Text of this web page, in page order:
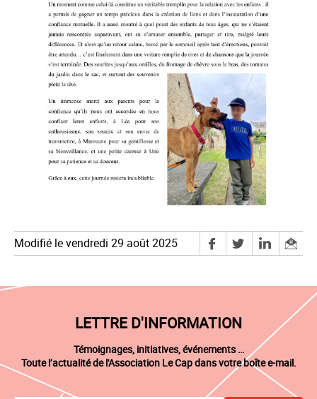
Modifié le vendredi 29 août 2025
LETTRE D'INFORMATION
Témoignages, initiatives, événements …
Toute l’actualité de l'Association Le Cap dans votre boîte e-mail.